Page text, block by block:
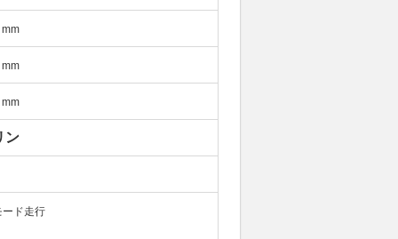
mm
mm
mm
ン
ード走行